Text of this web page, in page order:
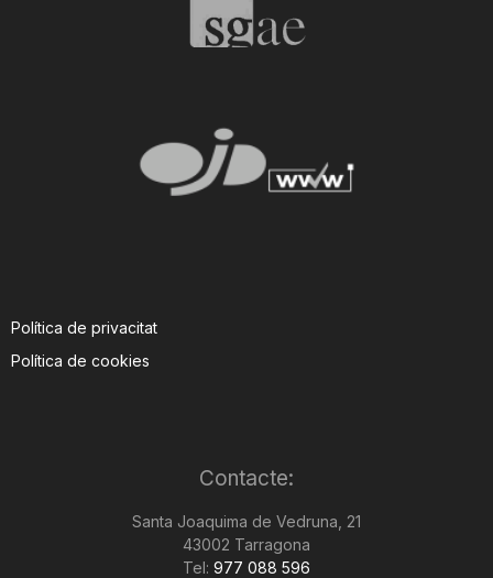
Política de privacitat
Política de cookies
Contacte:
Santa Joaquima de Vedruna, 21
43002 Tarragona
Tel: 977 088 596